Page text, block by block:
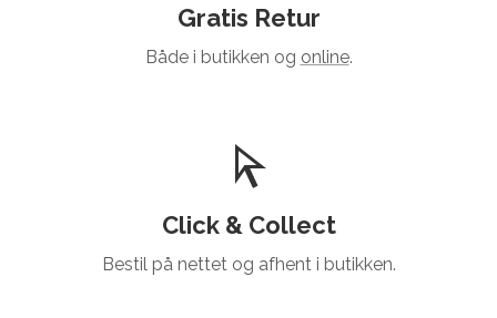
Gratis Retur
Både i butikken og online.
Click & Collect
Bestil på nettet og afhent i butikken.